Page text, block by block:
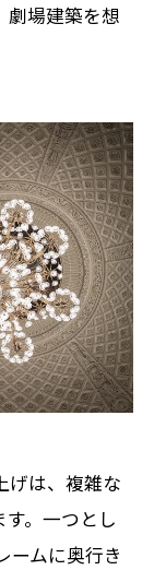
劇場建築を想
げは、複雑な
。一つとし
ームに奥行き